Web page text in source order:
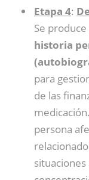
Etapa 4:
Se produce
historia
para
de las
persona